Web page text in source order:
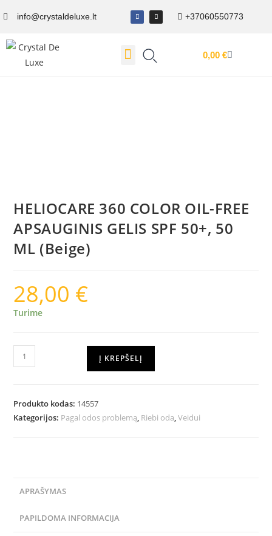
info@crystaldeluxe.lt +37060550773
0,00 €
HELIOCARE 360 COLOR OIL-FREE
APSAUGINIS GELIS SPF 50+, 50
ML (Beige)
28,00 €
Turime
Į KREPŠELĮ
Produkto kodas: 14557
Kategorijos: Pagal odos problemą, Riebi oda,Veidui
APRAŠYMAS
PAPILDOMA INFORMACIJA